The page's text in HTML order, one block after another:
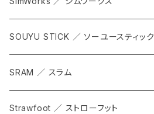
SOUYU STICK ／ ソーユースティック
SRAM ／ スラム
Strawfoot ／ ストローフット